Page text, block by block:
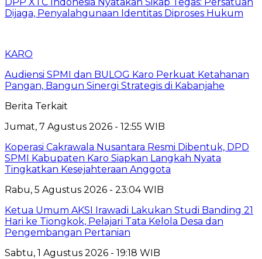
Dijaga, Penyalahgunaan Identitas Diproses Hukum
KARO
Audiensi SPMI dan BULOG Karo Perkuat Ketahanan
Pangan, Bangun Sinergi Strategis di Kabanjahe
Berita Terkait
Jumat, 7 Agustus 2026 - 12:55 WIB
Koperasi Cakrawala Nusantara Resmi Dibentuk, DPD
SPMI Kabupaten Karo Siapkan Langkah Nyata
Tingkatkan Kesejahteraan Anggota
Rabu, 5 Agustus 2026 - 23:04 WIB
Ketua Umum AKSI Irawadi Lakukan Studi Banding 21
Hari ke Tiongkok, Pelajari Tata Kelola Desa dan
Pengembangan Pertanian
Sabtu, 1 Agustus 2026 - 19:18 WIB